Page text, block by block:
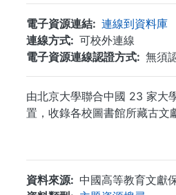
電子資源連結
連線到資料庫
連線方式
可校外連線
電子資源連線認證方式
無須
由北京大學聯合中國 23 家大
置，收錄各校圖書館所藏古文
資料來源
中國高等教育文獻